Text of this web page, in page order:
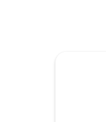
deck na
SERVIÇO
Estamos